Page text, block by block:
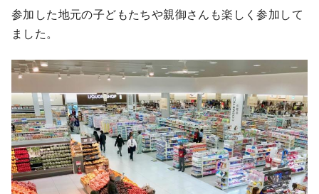
参加した地元の子どもたちや親御さんも楽しく参加して
ました。